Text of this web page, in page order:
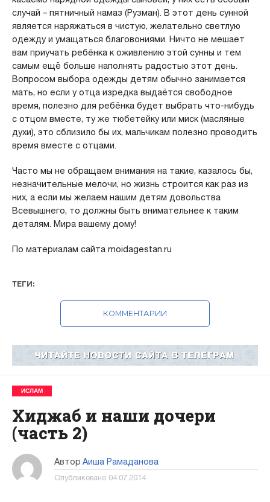
случай – пятничный намаз (Рузман). В этот день сунной
является наряжаться в чистую, желательно светлую
одежду и умащаться благовониями. Ничто не мешает
вам приучать ребёнка к оживлению этой сунны и тем
самым ещё больше наполнять радостью этот день.
Вопросом выбора одежды детям обычно занимается
мать, но если у отца изредка выдаётся свободное
время, полезно для ребёнка будет выбрать что-нибудь
с отцом вместе, ту же тюбетейку или миск (масляные
духи), это сблизило бы их, мальчикам полезно проводить
время вместе с отцами.
Часто мы не обращаем внимания на такие, казалось бы,
незначительные мелочи, но жизнь строится как раз из
них, а если мы желаем нашим детям довольства
Всевышнего, то должны быть внимательнее к таким
деталям. Мира вашему дому!
По материалам сайта moidagestan.ru
ТЕГИ:
КОММЕНТАРИИ
ИСЛАМ
Хиджаб и наши дочери
(часть 2)
Автор Аиша Рамаданова
Опубликовано 04.07.2014